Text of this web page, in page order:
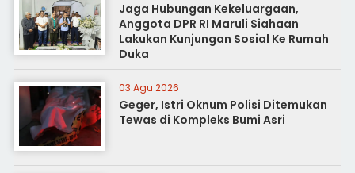
Jaga Hubungan Kekeluargaan,
Anggota DPR RI Maruli Siahaan
Lakukan Kunjungan Sosial Ke Rumah
Duka
03 Agu 2026
Geger, Istri Oknum Polisi Ditemukan
Tewas di Kompleks Bumi Asri